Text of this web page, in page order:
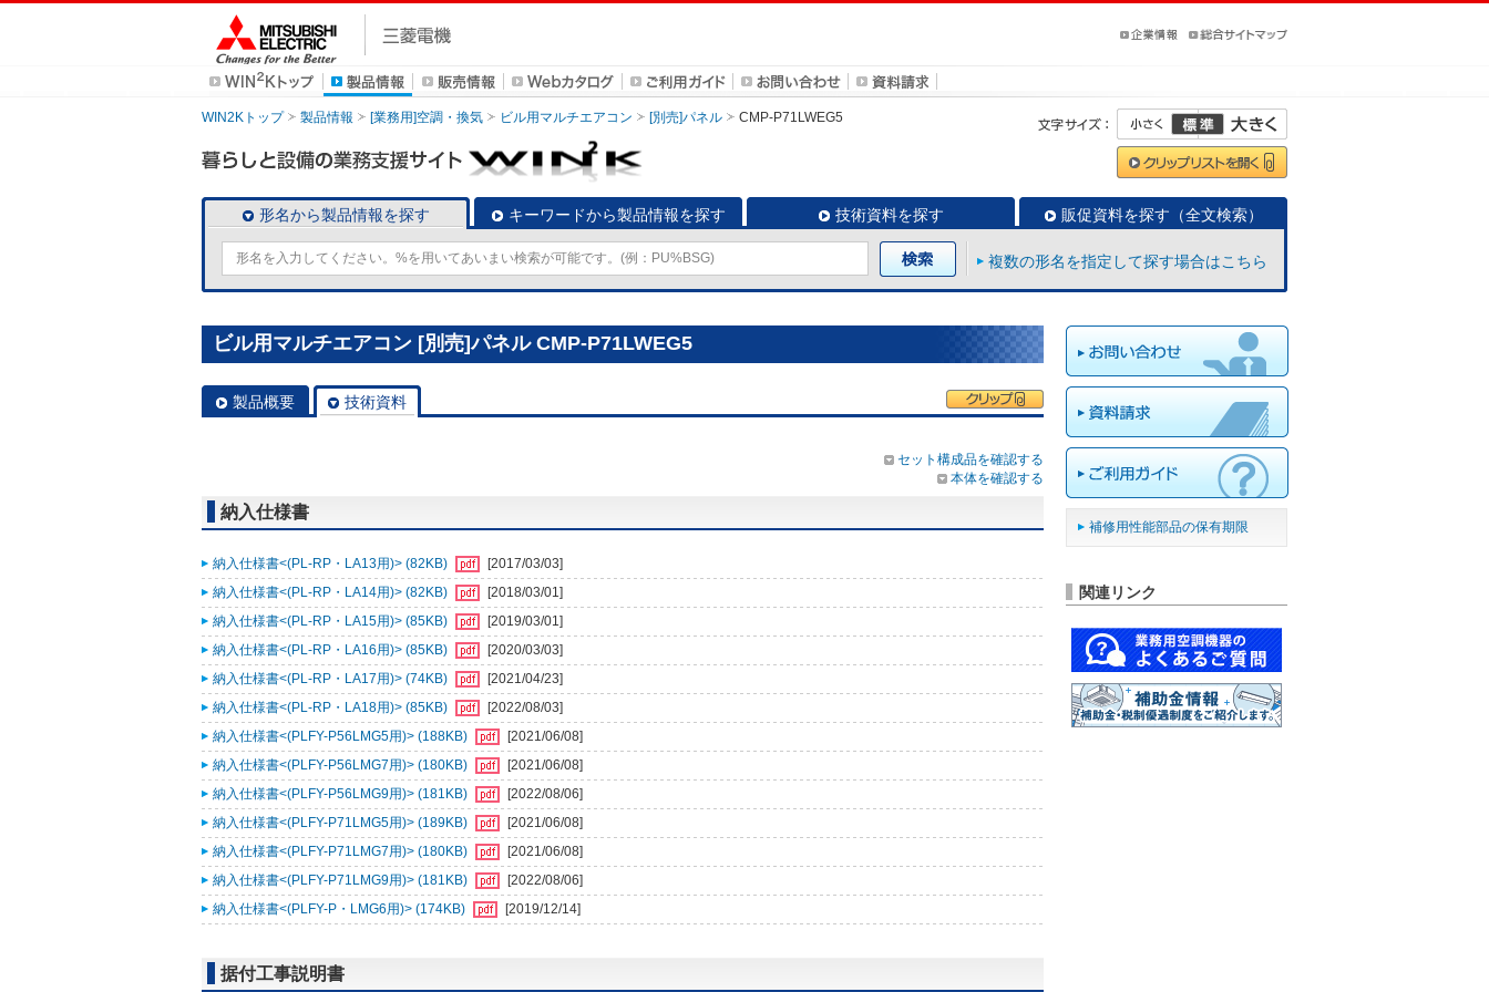
WIN2Kトップ 製品情報 [業務用]空調・換気 ビル用マルチエアコン [別売]パネル CMP-P71LWEG5
形名から製品情報を探す キーワードから製品情報を探す 技術資料を探す 販促資料を探す（全文検索）
複数の形名を指定して探す場合はこちら
ビル用マルチエアコン [別売]パネル CMP-P71LWEG5
製品概要 技術資料
セット構成品を確認する
本体を確認する
納入仕様書
納入仕様書<(PL-RP・LA13用)> (82KB)
[2017/03/03]
納入仕様書<(PL-RP・LA14用)> (82KB)
[2018/03/01]
納入仕様書<(PL-RP・LA15用)> (85KB)
[2019/03/01]
納入仕様書<(PL-RP・LA16用)> (85KB)
[2020/03/03]
納入仕様書<(PL-RP・LA17用)> (74KB)
[2021/04/23]
納入仕様書<(PL-RP・LA18用)> (85KB)
[2022/08/03]
納入仕様書<(PLFY-P56LMG5用)> (188KB)
[2021/06/08]
納入仕様書<(PLFY-P56LMG7用)> (180KB)
[2021/06/08]
納入仕様書<(PLFY-P56LMG9用)> (181KB)
[2022/08/06]
納入仕様書<(PLFY-P71LMG5用)> (189KB)
[2021/06/08]
納入仕様書<(PLFY-P71LMG7用)> (180KB)
[2021/06/08]
納入仕様書<(PLFY-P71LMG9用)> (181KB)
[2022/08/06]
納入仕様書<(PLFY-P・LMG6用)> (174KB)
[2019/12/14]
据付工事説明書
補修用性能部品の保有期限
関連リンク